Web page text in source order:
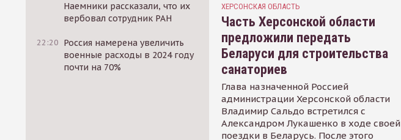
Наемники рассказали, что их
вербовал сотрудник РАН
22:20 Россия намерена увеличить
военные расходы в 2024 году
почти на 70%
ХЕРСОНСКАЯ ОБЛАСТЬ
Часть Херсонской области
предложили передать
Беларуси для строительства
санаториев
Глава назначенной Россией
администрации Херсонской области
Владимир Сальдо встретился с
Александром Лукашенко в ходе своей
поездки в Беларусь. После этого